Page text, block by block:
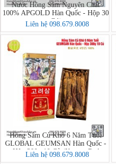
Nước Hồng Sâm Nguyên Chất
100% APGOLD Hàn Quốc - Hộp 30
Gói
Liên hệ 098.679.8008
Hồng Sâm Củ Khô 6 Năm Tuổi
GLOBAL GEUMSAN Hàn Quốc -
Hộp 300g 10 Củ (Korean Red
Ginseng)
Liên hệ 098.679.8008